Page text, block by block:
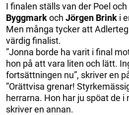
I finalen ställs van der Poel
Byggmarkoch Jörgen Brink i
Men många tycker att
värdig finalist.
”Jonna borde ha varit i final
hon på att vara liten och lätt.
fortsättningen nu”, skriver en
”Orättvisa grenar!
herrarna. Hon har ju spöat de i
skriver en annan.